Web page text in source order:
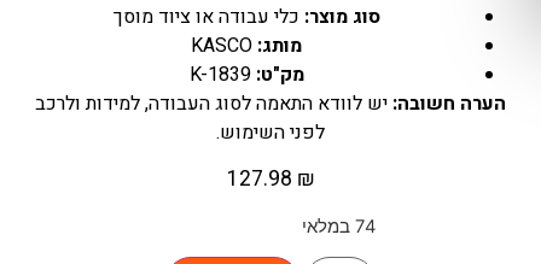
סוג מוצר: כלי עבודה או ציוד מוסך
מותג:
מק"ט: K-1839
הערה חשובה: יש לוודא התאמה לסוג העבודה, למידות ולרכב
לפני השימוש.
127.98 ₪
74 במלאי